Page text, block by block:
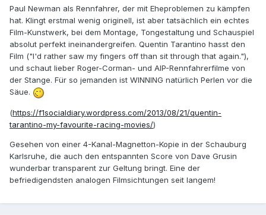
Paul Newman als Rennfahrer, der mit Eheproblemen zu kämpfen
hat. Klingt erstmal wenig originell, ist aber tatsächlich ein echtes
Film-Kunstwerk, bei dem Montage, Tongestaltung und Schauspiel
absolut perfekt ineinandergreifen. Quentin Tarantino hasst den
Film ("I'd rather saw my fingers off than sit through that again."),
und schaut lieber Roger-Corman- und AIP-Rennfahrerfilme von
der Stange. Für so jemanden ist WINNING natürlich Perlen vor die
Säue.
(https://f1socialdiary.wordpress.com/2013/08/21/quentin-
tarantino-my-favourite-racing-movies/)
Gesehen von einer 4-Kanal-Magnetton-Kopie in der Schauburg
Karlsruhe, die auch den entspannten Score von Dave Grusin
wunderbar transparent zur Geltung bringt. Eine der
befriedigendsten analogen Filmsichtungen seit langem!